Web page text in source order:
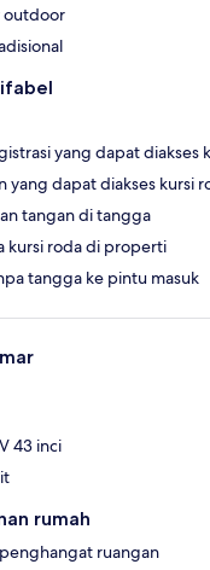
outdoor
yang dapat diakses
yang dapat diakses kursi
tangan di tangga
kursi roda di properti
tangga ke pintu masuk
43 inci
rumah
ruangan